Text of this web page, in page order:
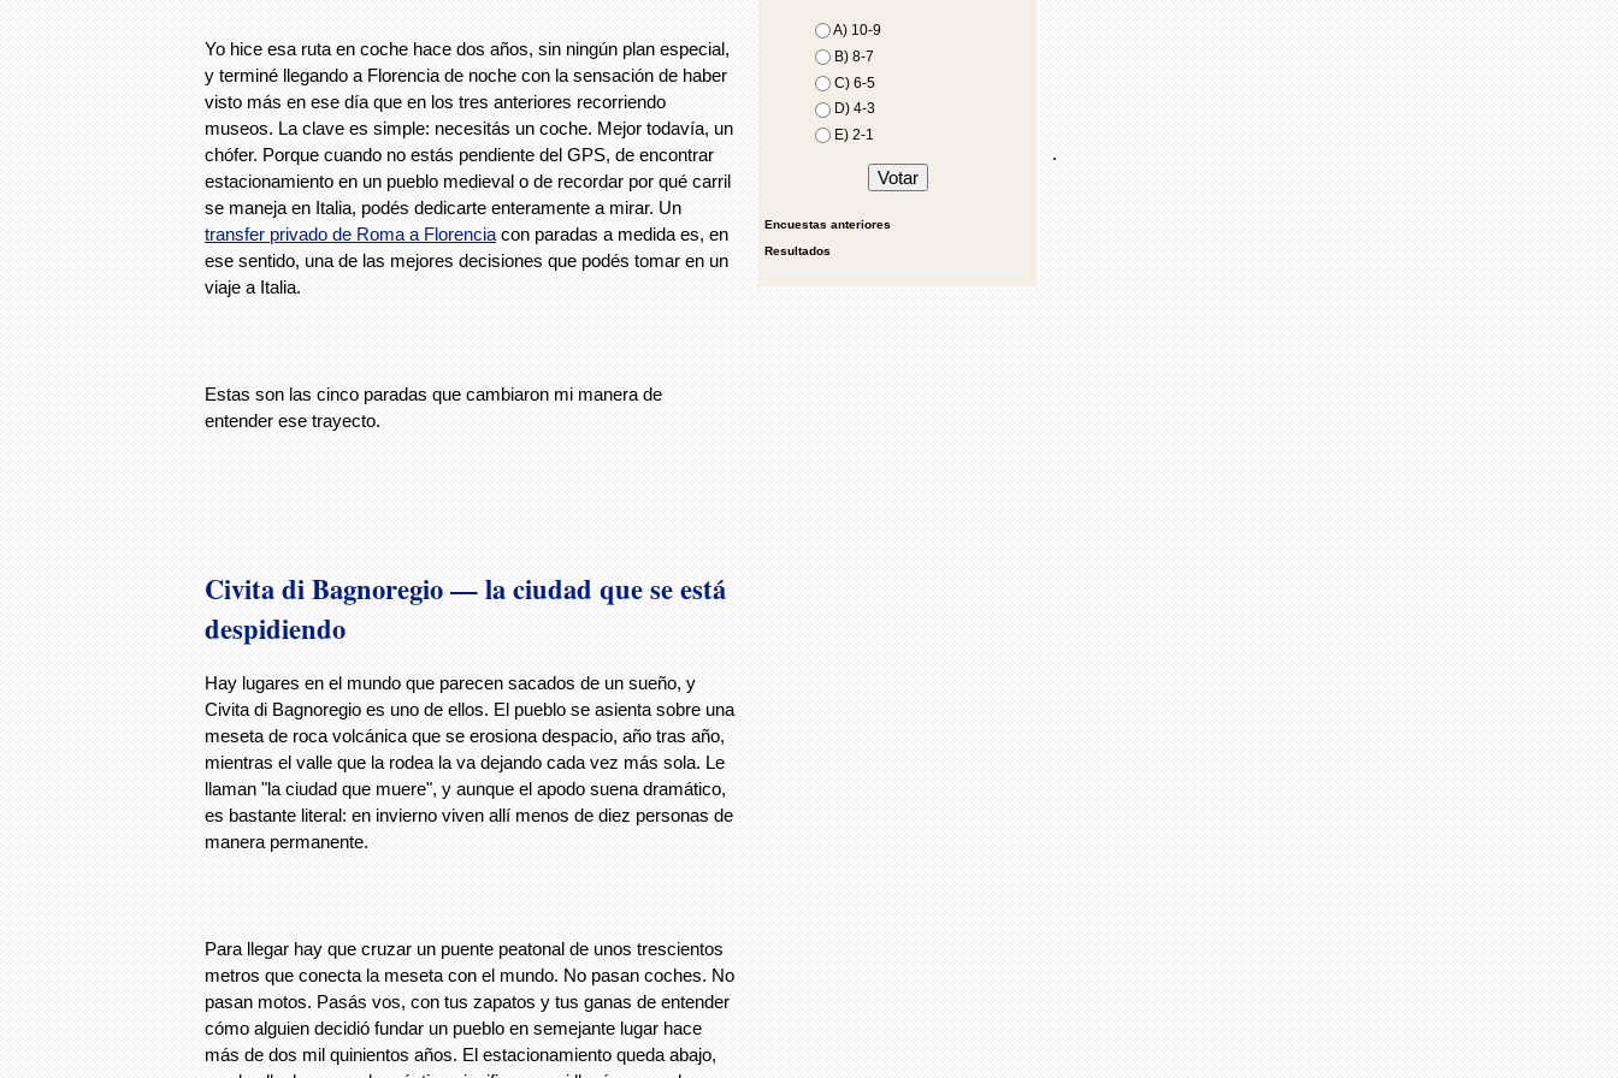
Yo hice esa ruta en coche hace dos años, sin ningún plan especial,
y terminé llegando a Florencia de noche con la sensación de haber
visto más en ese día que en los tres anteriores recorriendo
museos. La clave es simple: necesitás un coche. Mejor todavía, un
chófer. Porque cuando no estás pendiente del GPS, de encontrar
estacionamiento en un pueblo medieval o de recordar por qué carril
se maneja en Italia, podés dedicarte enteramente a mirar. Un
transfer privado de Roma a Florencia con paradas a medida es, en
ese sentido, una de las mejores decisiones que podés tomar en un
viaje a Italia.
Estas son las cinco paradas que cambiaron mi manera de
entender ese trayecto.
Civita di Bagnoregio — la ciudad que se está
despidiendo
Hay lugares en el mundo que parecen sacados de un sueño, y
Civita di Bagnoregio es uno de ellos. El pueblo se asienta sobre una
meseta de roca volcánica que se erosiona despacio, año tras año,
mientras el valle que la rodea la va dejando cada vez más sola. Le
llaman "la ciudad que muere", y aunque el apodo suena dramático,
es bastante literal: en invierno viven allí menos de diez personas de
manera permanente.
Para llegar hay que cruzar un puente peatonal de unos trescientos
metros que conecta la meseta con el mundo. No pasan coches. No
pasan motos. Pasás vos, con tus zapatos y tus ganas de entender
cómo alguien decidió fundar un pueblo en semejante lugar hace
más de dos mil quinientos años. El estacionamiento queda abajo,
A) 10-9
B) 8-7
C) 6-5
D) 4-3
E) 2-1
Encuestas anteriores
Resultados
.